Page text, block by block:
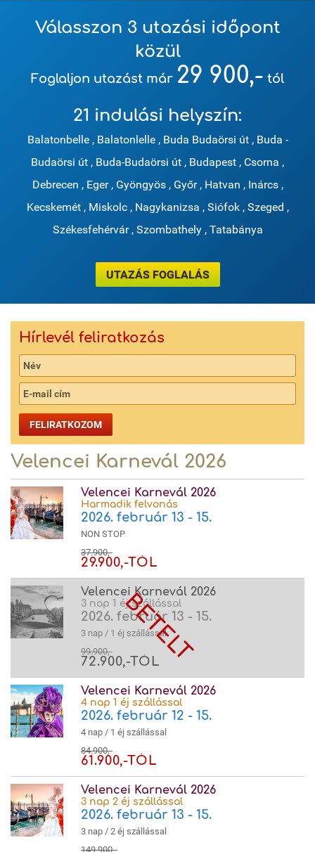
Válasszon 3 utazási időpont
közül
Foglaljon utazást már 29 900,- tól
21 indulási helyszín:
Balatonbelle ,Balatonlelle ,Buda Budaörsi út ,Buda -
Budaörsi út , Buda-Budaörsi út , Budapest , Csorna ,
Debrecen ,Eger ,Gyöngyös ,Győr ,Hatvan ,Inárcs ,
Kecskemét ,Miskolc ,Nagykanizsa ,Siófok ,Szeged ,
Székesfehérvár ,Szombathely ,Tatabánya
UTAZÁS FOGLALÁS
Hírlevél feliratkozás
FELIRATKOZOM
Velencei Karnevál 2026
Velencei Karnevál 2026
Harmadik felvonás
2026. február 13 - 15.
NON STOP
37.900,-
29.900,-TÓL
Velencei Karnevál 2026
3 nap 1 éj szállással
2026. február 13 - 15.
3 nap / 1 éj szállással
99.900,-
72.900,-TÓL
Velencei Karnevál 2026
4 nap 1 éj szállással
2026. február 12 - 15.
4 nap / 1 éj szállással
84.900,-
61.900,-TÓL
Velencei Karnevál 2026
3 nap 2 éj szállással
2026. február 13 - 15.
3 nap / 2 éj szállással
149.900,-